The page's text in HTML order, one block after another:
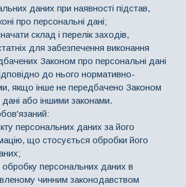
даних при наявності підстав,
про персональні дані;
склад і перелік заходів,
для забезпечення виконання
Законом про персональні дані
до нього нормативно-
якщо інше не передбачено Законом
або іншими законами.
персональних даних за його
що стосується обробки його
обробку персональних даних в
чинним законодавством